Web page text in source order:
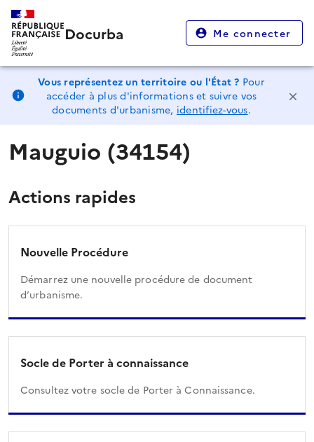
Docurba Me connecter
Vous représentez un territoire ou l'État ? Pour
accéder à plus d'informations et suivre vos
documents d'urbanisme, identifiez-vous.
Mauguio (34154)
Actions rapides
Nouvelle Procédure
Démarrez une nouvelle procédure de document
d’urbanisme.
Socle de Porter à connaissance
Consultez votre socle de Porter à Connaissance.